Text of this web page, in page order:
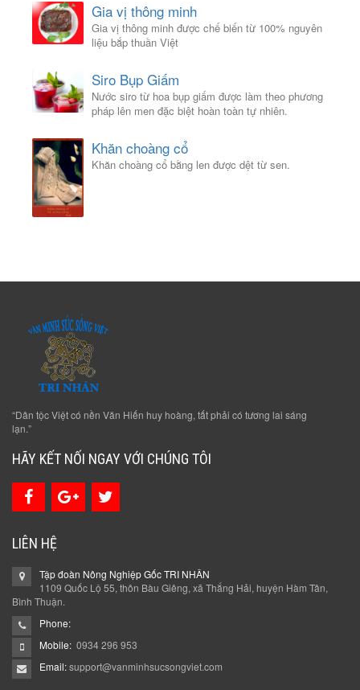
Gia vị thông minh
Gia vị thông minh được chế biến từ 100% nguyên
liệu bắp thuần Việt
Siro Bụp Giấm
Nước siro từ hoa bụp giấm được làm theo phương
pháp lên men đặc biệt hoàn toàn tự nhiên.
Khăn choàng cổ
Khăn choàng cổ bằng len được dệt từ sen.
“Dân tộc Việt có nền Văn Hiến huy hoàng, tất phải có tương lai sáng
lạn.”
HÃY KẾT NỐI NGAY VỚI CHÚNG TÔI
LIÊN HỆ
Tập đoàn Nông Nghiệp Gốc TRI NHÂN
1109 Quốc Lộ 55, thôn Bàu Giêng, xã Thắng Hải, huyện Hàm Tân,
Bình Thuận.
Phone:
Mobile: 0934 296 953
Email:support@vanminhsucsongviet.com